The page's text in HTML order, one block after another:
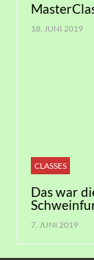
18. JUNI 2019
CLASSES
Das war
7. JUNI 2019